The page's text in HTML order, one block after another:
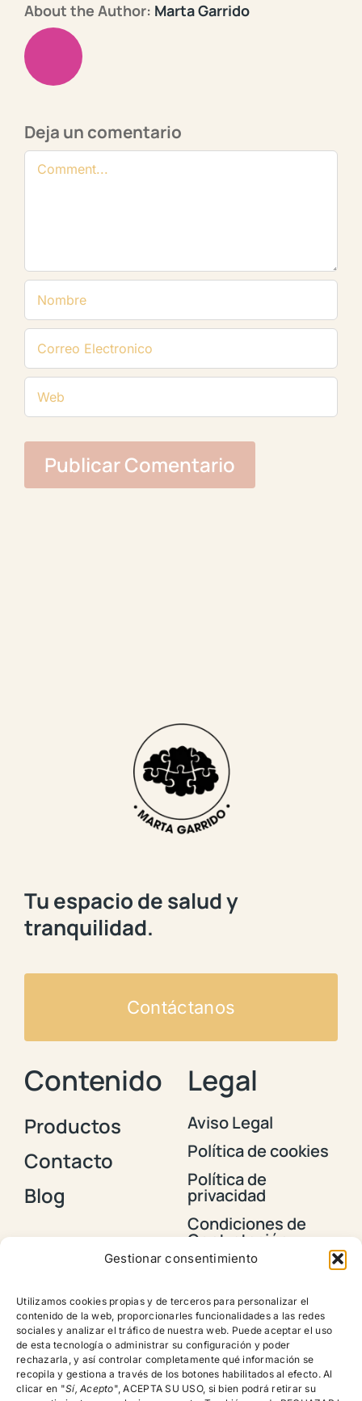
Gestionar consentimiento
Utilizamos cookies propias y de terceros para personalizar el
contenido de la web, proporcionarles funcionalidades a las redes
sociales y analizar el tráfico de nuestra web. Puede aceptar el uso
de esta tecnología o administrar su configuración y poder
rechazarla, y así controlar completamente qué información se
recopila y gestiona a través de los botones habilitados al efecto. Al
clicar en "Sí, Acepto", ACEPTA SU USO, si bien podrá retirar su
About the Author: Marta Garrido
Deja un comentario
Comentario
Tu espacio de salud y
tranquilidad.
Contáctanos
Contenido
Productos
Contacto
Blog
Legal
Aviso Legal
Política de cookies
Política de
privacidad
Condiciones de
Contratación y
Envios
devoluciones,
reembolsos y
cancelación de
pedidos